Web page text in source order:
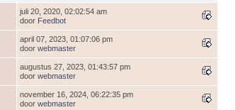
juli 20, 2020, 02:02:54 am
door Feedbot
april 07, 2023, 01:07:06 pm
door webmaster
augustus 27, 2023, 01:43:57 pm
door webmaster
november 16, 2024, 06:22:35 pm
door webmaster